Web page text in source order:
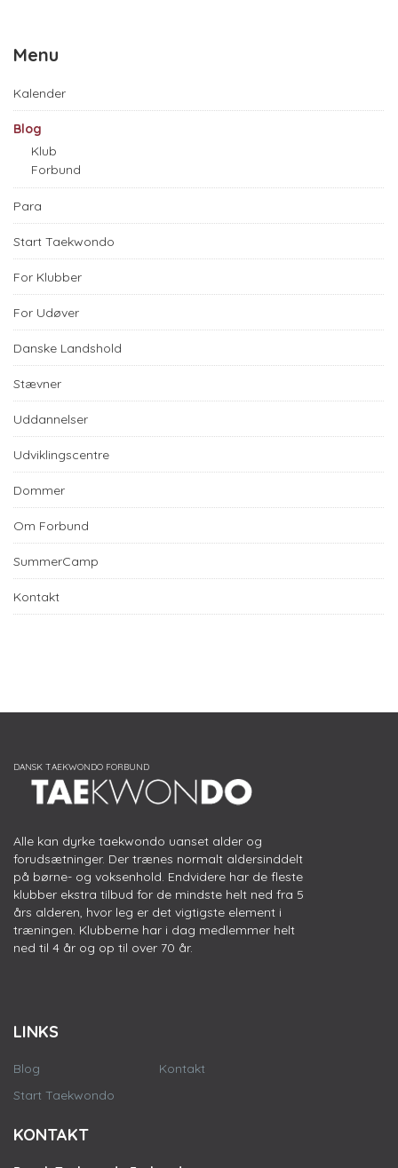
Menu
Kalender
Blog
Klub
Forbund
Para
Start Taekwondo
For Klubber
For Udøver
Danske Landshold
Stævner
Uddannelser
Udviklingscentre
Dommer
Om Forbund
SummerCamp
Kontakt
Alle kan dyrke taekwondo uanset alder og
forudsætninger. Der trænes normalt aldersinddelt
på børne- og voksenhold. Endvidere har de fleste
klubber ekstra tilbud for de mindste helt ned fra 5
års alderen, hvor leg er det vigtigste element i
træningen. Klubberne har i dag medlemmer helt
ned til 4 år og op til over 70 år.
LINKS
Blog
Start Taekwondo
Kontakt
KONTAKT